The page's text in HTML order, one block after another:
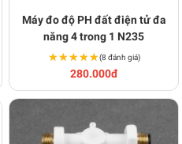
Máy đo độ PH đất điện tử đa
năng 4 trong 1 N235
★★★★★
★★★★★(8 đánh giá)
280.000đ